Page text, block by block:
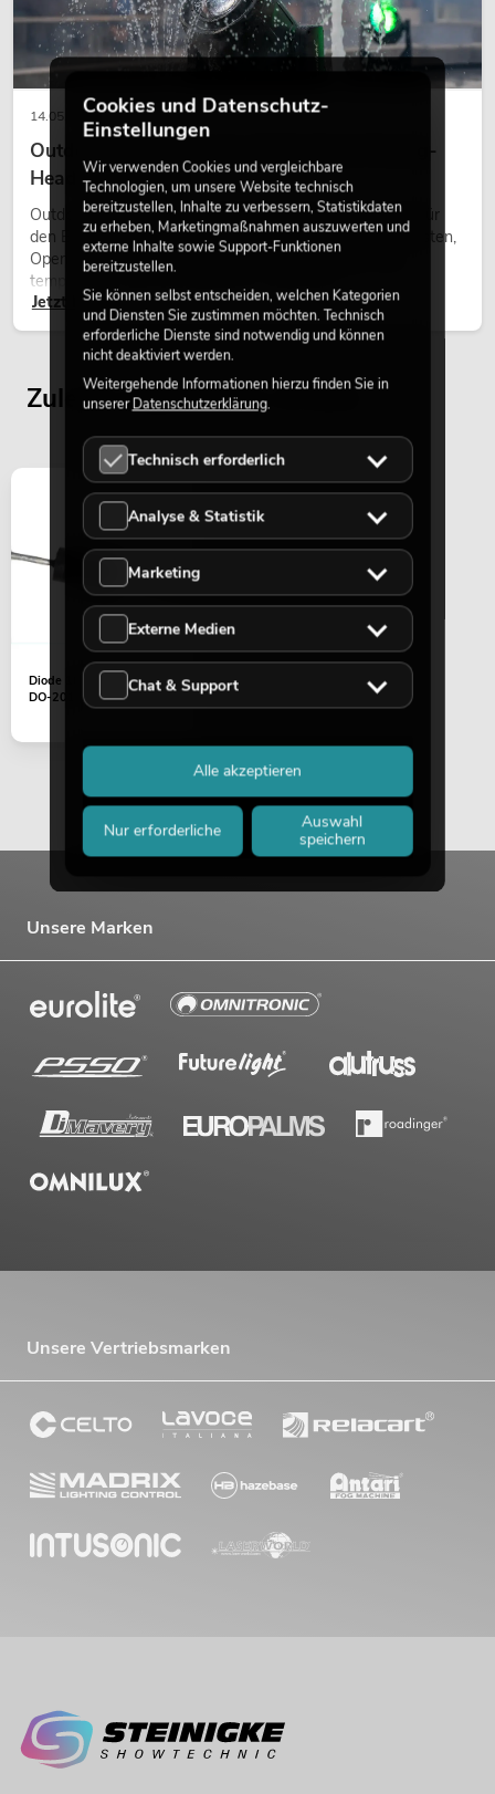
14.05.2026
Outdoor Moving-Heads: Wetterfeste Moving-
Heads bei Events
Outdoor Moving-Heads sind bewegliche Scheinwerfer für
den Einsatz im Freien. Sie werden bei Festivals, Stadtfesten,
Open-Air-Konzerten, Architekturinszenierungen und
temporären Außeninstallationen eingesetzt.
Jetzt lesen
Zuletzt angesehene Artikel
Diode 100V/3A SB 3100
DO-201
Unsere Marken
Unsere Vertriebsmarken
Cookies und Datenschutz-
Einstellungen
Wir verwenden Cookies und vergleichbare
Technologien, um unsere Website technisch
bereitzustellen, Inhalte zu verbessern, Statistikdaten
zu erheben, Marketingmaßnahmen auszuwerten und
externe Inhalte sowie Support-Funktionen
bereitzustellen.
Sie können selbst entscheiden, welchen Kategorien
und Diensten Sie zustimmen möchten. Technisch
erforderliche Dienste sind notwendig und können
nicht deaktiviert werden.
Weitergehende Informationen hierzu finden Sie in
unsererDatenschutzerklärung.
Technisch erforderlich
Analyse & Statistik
Marketing
Externe Medien
Chat & Support
Nur erforderliche
Auswahl
speichern
Alle akzeptieren